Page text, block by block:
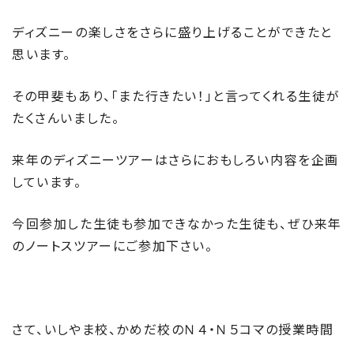
ディズニーの楽しさをさらに盛り上げることができたと
思います。
その甲斐もあり、「また行きたい！」と言ってくれる生徒が
たくさんいました。
来年のディズニーツアーはさらにおもしろい内容を企画
しています。
今回参加した生徒も参加できなかった生徒も、ぜひ来年
のノートスツアーにご参加下さい。
さて、いしやま校、かめだ校のＮ４・Ｎ５コマの授業時間